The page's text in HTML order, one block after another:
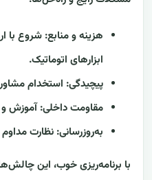
هزینه و منابع: شروع با
ابزارهای اتوماتیک.
پیچیدگی: استخدام
مقاومت داخلی: آموزش و
به‌روزرسانی: نظارت
با برنامه‌ریزی خوب، این